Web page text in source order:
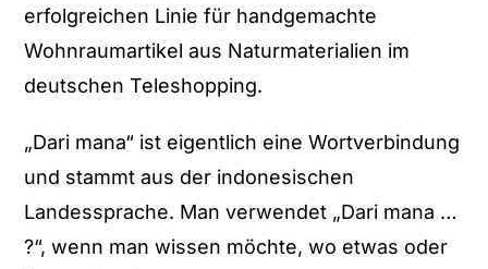
erfolgreichen Linie für handgemachte
Wohnraumartikel aus Naturmaterialien im
deutschen Teleshopping.
„Dari mana“ ist eigentlich eine Wortverbindung
und stammt aus der indonesischen
Landessprache. Man verwendet „Dari mana …
?“, wenn man wissen möchte, wo etwas oder